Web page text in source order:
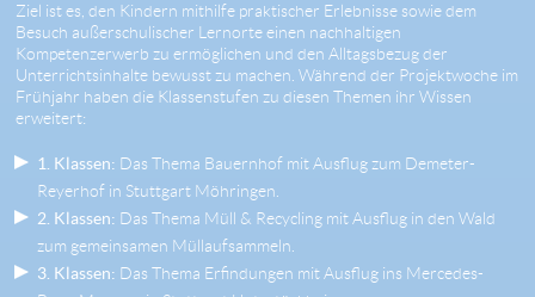
Ziel ist es, den Kindern mithilfe praktischer Erlebnisse sowie dem
Besuch außerschulischer Lernorte einen nachhaltigen
Kompetenzerwerb zu ermöglichen und den Alltagsbezug der
Unterrichtsinhalte bewusst zu machen. Während der Projektwoche im
Frühjahr haben die Klassenstufen zu diesen Themen ihr Wissen
erweitert:
1. Klassen: Das Thema Bauernhof mit Ausflug zum Demeter-
Reyerhof in Stuttgart Möhringen.
2. Klassen: Das Thema Müll & Recycling mit Ausflug in den Wald
zum gemeinsamen Müllaufsammeln.
3. Klassen: Das Thema Erfindungen mit Ausflug ins Mercedes-